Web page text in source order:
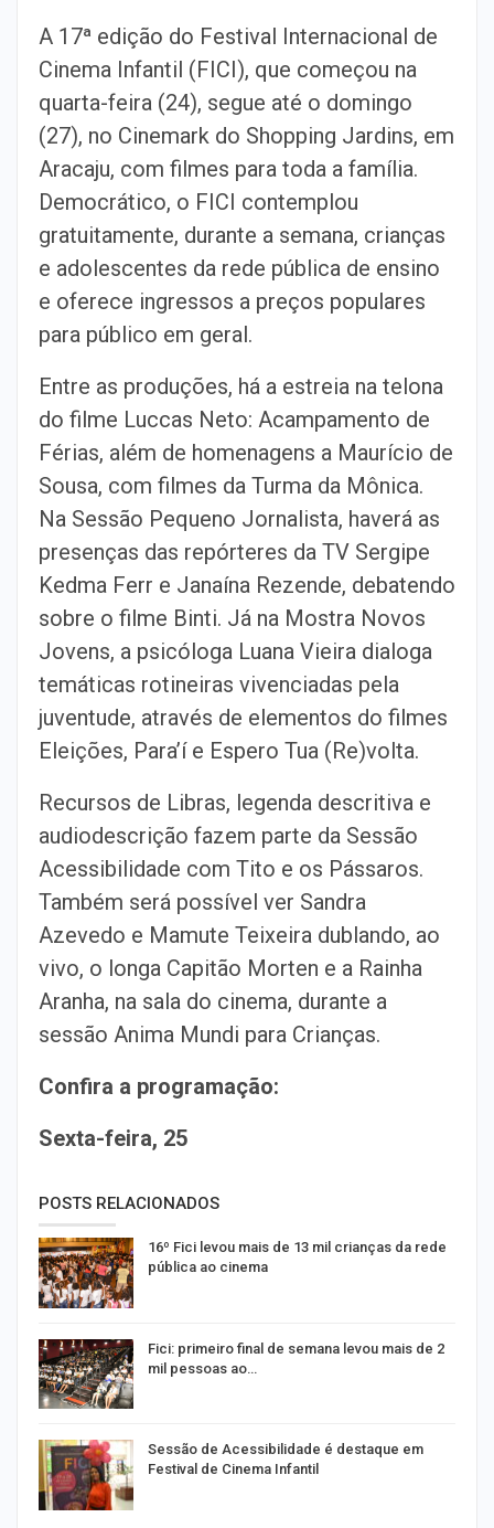
A 17ª edição do Festival Internacional de
Cinema Infantil (FICI), que começou na
quarta-feira (24), segue até o domingo
(27), no Cinemark do Shopping Jardins, em
Aracaju, com filmes para toda a família.
Democrático, o FICI contemplou
gratuitamente, durante a semana, crianças
e adolescentes da rede pública de ensino
e oferece ingressos a preços populares
para público em geral.
Entre as produções, há a estreia na telona
do filme Luccas Neto: Acampamento de
Férias, além de homenagens a Maurício de
Sousa, com filmes da Turma da Mônica.
Na Sessão Pequeno Jornalista, haverá as
presenças das repórteres da TV Sergipe
Kedma Ferr e Janaína Rezende, debatendo
sobre o filme Binti. Já na Mostra Novos
Jovens, a psicóloga Luana Vieira dialoga
temáticas rotineiras vivenciadas pela
juventude, através de elementos do filmes
Eleições, Para’í e Espero Tua (Re)volta.
Recursos de Libras, legenda descritiva e
audiodescrição fazem parte da Sessão
Acessibilidade com Tito e os Pássaros.
Também será possível ver Sandra
Azevedo e Mamute Teixeira dublando, ao
vivo, o longa Capitão Morten e a Rainha
Aranha, na sala do cinema, durante a
sessão Anima Mundi para Crianças.
Confira a programação:
Sexta-feira, 25
POSTS RELACIONADOS
16º Fici levou mais de 13 mil crianças da rede
pública ao cinema
Fici: primeiro final de semana levou mais de 2
mil pessoas ao…
Sessão de Acessibilidade é destaque em
Festival de Cinema Infantil